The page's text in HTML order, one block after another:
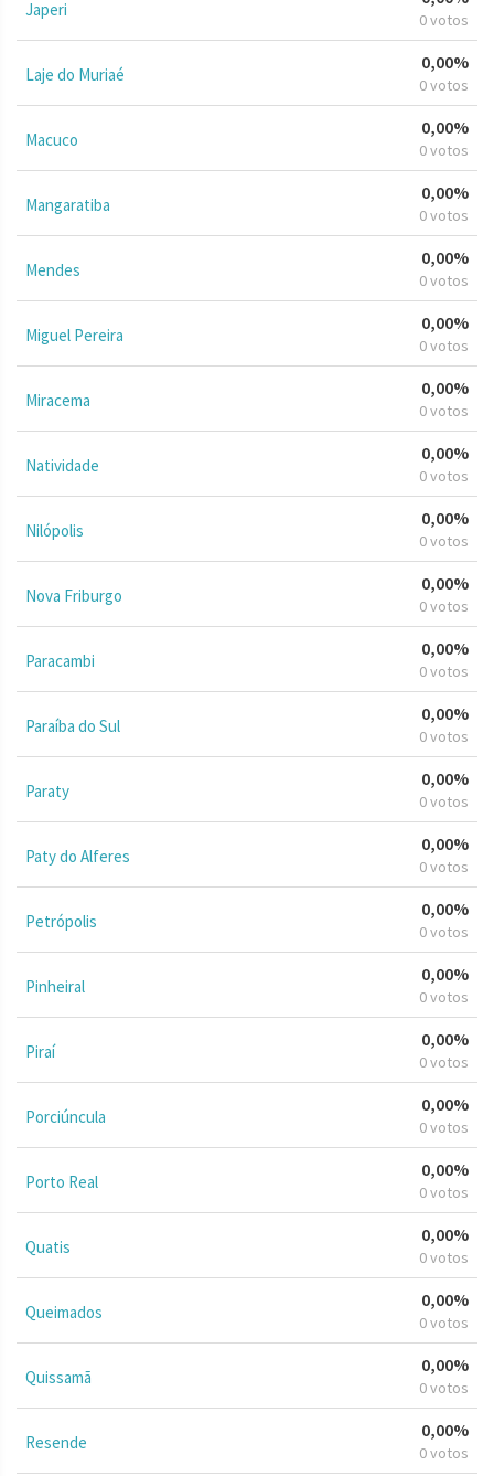
Japeri 0 votos
Laje do Muriaé
0,00%
0 votos
Macuco
0,00%
0 votos
Mangaratiba
0,00%
0 votos
Mendes
0,00%
0 votos
Miguel Pereira
0,00%
0 votos
Miracema
0,00%
0 votos
Natividade
0,00%
0 votos
Nilópolis
0,00%
0 votos
Nova Friburgo
0,00%
0 votos
Paracambi
0,00%
0 votos
Paraíba do Sul
0,00%
0 votos
Paraty
0,00%
0 votos
Paty do Alferes
0,00%
0 votos
Petrópolis
0,00%
0 votos
Pinheiral
0,00%
0 votos
Piraí
0,00%
0 votos
Porciúncula
0,00%
0 votos
Porto Real
0,00%
0 votos
Quatis
0,00%
0 votos
Queimados
0,00%
0 votos
Quissamã
0,00%
0 votos
Resende
0,00%
0 votos